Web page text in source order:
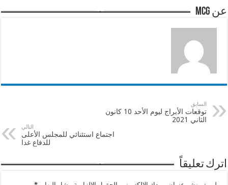
عن mcg
السابق
توقعات الأبراج ليوم الأحد 10 كانون
الثاني 2021
التالي
اجتماع استئنائي للمجلس الأعلى
للدفاع غدا
اترك تعليقاً